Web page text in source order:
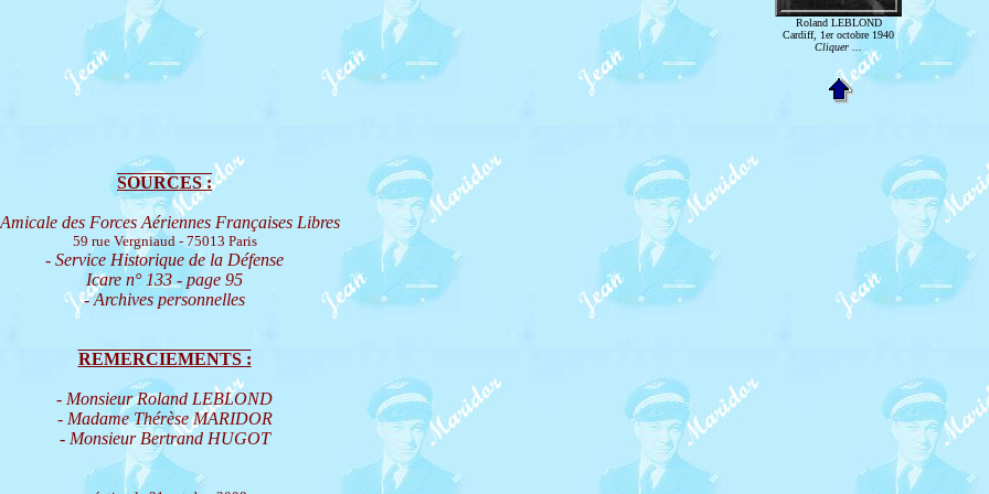
SOURCES :
des Forces Aériennes Françaises Libres
59 rue Vergniaud - 75013 Paris
- Service Historique de la Défense
Icare n° 133 - page 95
- Archives personnelles
REMERCIEMENTS :
- Monsieur Roland LEBLOND
- Madame Thérèse MARIDOR
- Monsieur Bertrand HUGOT
Roland LEBLOND
Cardiff, 1er octobre 1940
Cliquer ...